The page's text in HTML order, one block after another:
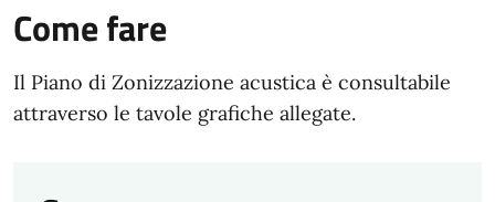
Come fare
Il Piano di Zonizzazione acustica è consultabile
attraverso le tavole grafiche allegate.